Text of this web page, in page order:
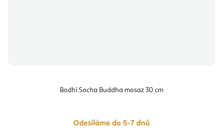
Bodhi Socha Buddha mosaz 30 cm
Odesíláme do 5-7 dnů